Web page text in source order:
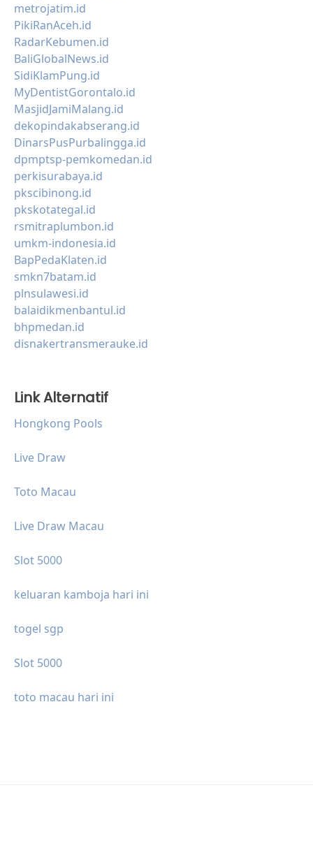
metrojatim.id
PikiRanAceh.id
RadarKebumen.id
BaliGlobalNews.id
SidiKlamPung.id
MyDentistGorontalo.id
MasjidJamiMalang.id
dekopindakabserang.id
DinarsPusPurbalingga.id
dpmptsp-pemkomedan.id
perkisurabaya.id
pkscibinong.id
pkskotategal.id
rsmitraplumbon.id
umkm-indonesia.id
BapPedaKlaten.id
smkn7batam.id
plnsulawesi.id
balaidikmenbantul.id
bhpmedan.id
disnakertransmerauke.id
Link Alternatif
Hongkong Pools
Live Draw
Toto Macau
Live Draw Macau
Slot 5000
keluaran kamboja hari ini
togel sgp
Slot 5000
toto macau hari ini